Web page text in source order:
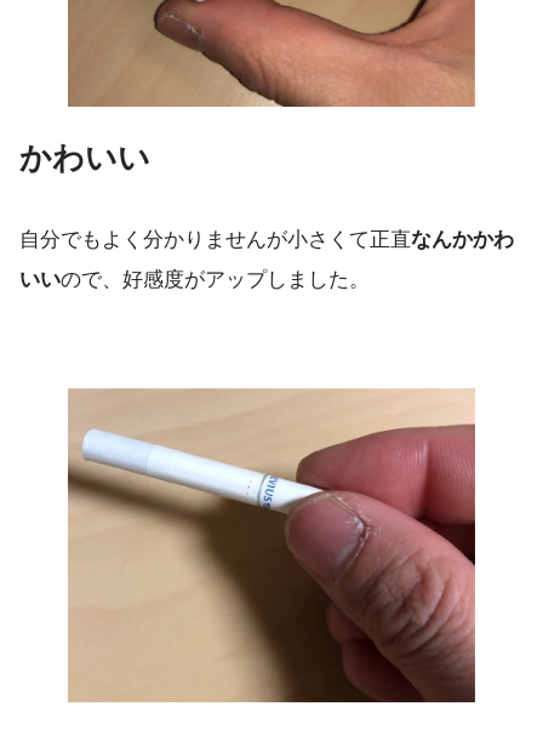
かわいい
自分でもよく分かりませんが小さくて正直なんかかわ
いいので、好感度がアップしました。